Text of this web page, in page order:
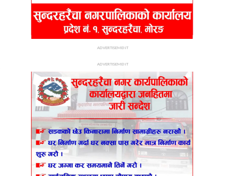
ADVERTISEMENT
ADVERTISEMENT